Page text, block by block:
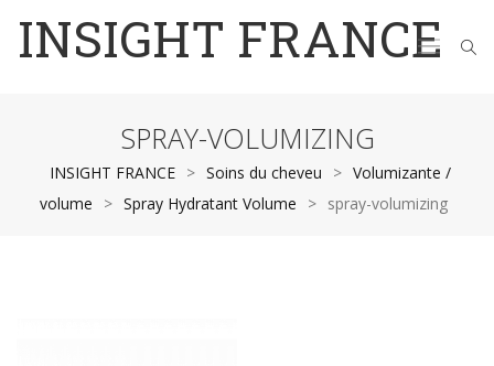
INSIGHT FRANCE
SPRAY-VOLUMIZING
INSIGHT FRANCE > Soins du cheveu > Volumizante /
volume
> Spray Hydratant Volume > spray-volumizing